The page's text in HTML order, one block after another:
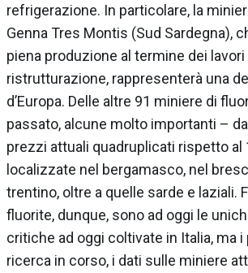
refrigerazione. In particolare, la
Genna Tres Montis (Sud Sardegna),
piena produzione al termine dei lavori
ristrutturazione, rappresenterà una
d’Europa. Delle altre 91 miniere di
passato, alcune molto importanti –
prezzi attuali quadruplicati rispetto al
localizzate nel bergamasco, nel
trentino, oltre a quelle sarde e laziali.
fluorite, dunque, sono ad oggi le
critiche ad oggi coltivate in Italia, ma
ricerca in corso, i dati sulle miniere